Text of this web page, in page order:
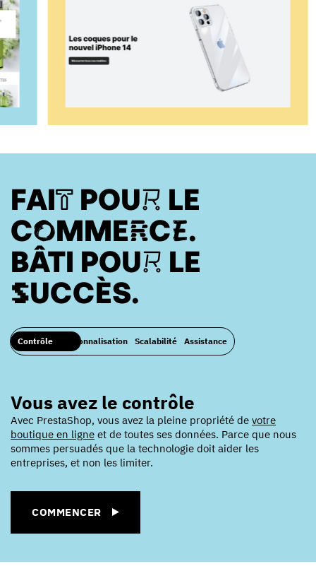
FAIT POUR LE
COMMERCE.
BÂTI POUR LE
SUCCÈS.
Contrôle Personnalisation Scalabilité Assistance
Vous avez le contrôle
Avec PrestaShop, vous avez la pleine propriété de votre
boutique en ligne et de toutes ses données. Parce que nous
sommes persuadés que la technologie doit aider les
entreprises, et non les limiter.
COMMENCER
COMMENCER
COMMENCER
COMMENCER